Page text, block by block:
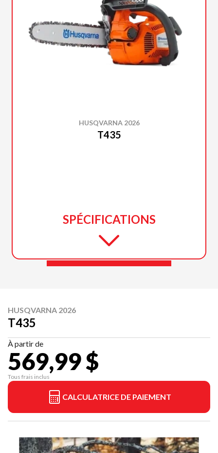
HUSQVARNA 2026
T435
SPÉCIFICATIONS
HUSQVARNA 2026
T435
À partir de
569,99 $
Tous frais inclus
CALCULATRICE DE PAIEMENT